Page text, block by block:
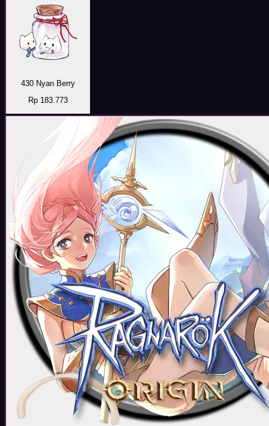
430 Nyan Berry
Rp 183.773